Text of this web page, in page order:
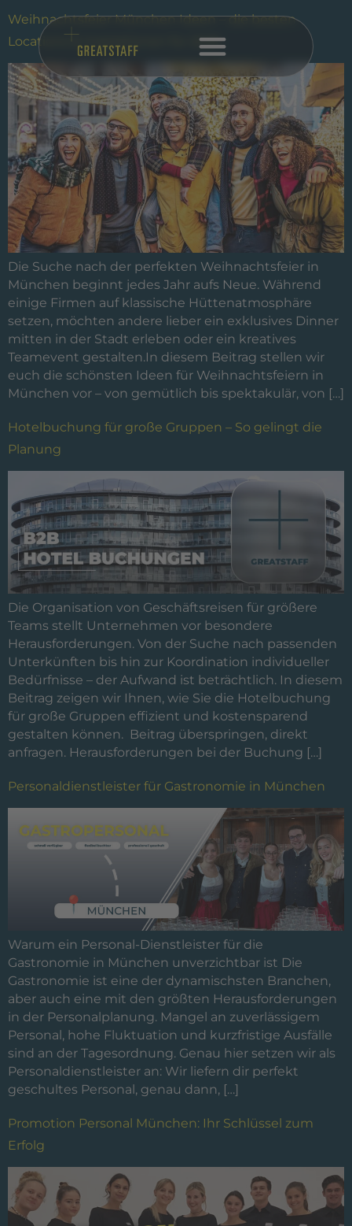
Weihnachtsfeier München Ideen – die besten
Locations & Inspirationen für 2025
Die Suche nach der perfekten Weihnachtsfeier in
München beginnt jedes Jahr aufs Neue. Während
einige Firmen auf klassische Hüttenatmosphäre
setzen, möchten andere lieber ein exklusives Dinner
mitten in der Stadt erleben oder ein kreatives
Teamevent gestalten.In diesem Beitrag stellen wir
euch die schönsten Ideen für Weihnachtsfeiern in
München vor – von gemütlich bis spektakulär, von […]
Hotelbuchung für große Gruppen – So gelingt die
Planung
Die Organisation von Geschäftsreisen für größere
Teams stellt Unternehmen vor besondere
Herausforderungen. Von der Suche nach passenden
Unterkünften bis hin zur Koordination individueller
Bedürfnisse – der Aufwand ist beträchtlich. In diesem
Beitrag zeigen wir Ihnen, wie Sie die Hotelbuchung
für große Gruppen effizient und kostensparend
gestalten können. Beitrag überspringen, direkt
anfragen. Herausforderungen bei der Buchung […]
Personaldienstleister für Gastronomie in München
Warum ein Personal-Dienstleister für die
Gastronomie in München unverzichtbar ist Die
Gastronomie ist eine der dynamischsten Branchen,
aber auch eine mit den größten Herausforderungen
in der Personalplanung. Mangel an zuverlässigem
Personal, hohe Fluktuation und kurzfristige Ausfälle
sind an der Tagesordnung. Genau hier setzen wir als
Personaldienstleister an: Wir liefern dir perfekt
geschultes Personal, genau dann, […]
Promotion Personal München: Ihr Schlüssel zum
Erfolg